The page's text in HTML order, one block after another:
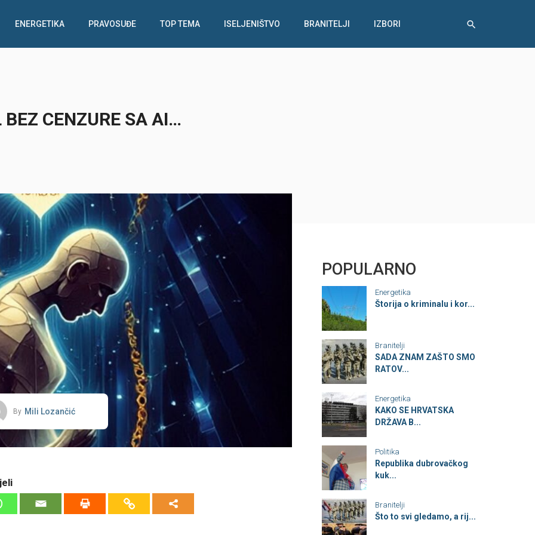
ENERGETIKA PRAVOSUĐE TOP TEMA ISELJENIŠTVO BRANITELJI IZBORI
CENZURE SA AI…
By Mili Lozančić
POPULARNO
Energetika
Štorija o kriminalu i kor...
Branitelji
SADA ZNAM ZAŠTO SMO
RATOV...
Energetika
KAKO SE HRVATSKA
DRŽAVA B...
Politika
Republika dubrovačkog
kuk...
Branitelji
Što to svi gledamo, a rij...